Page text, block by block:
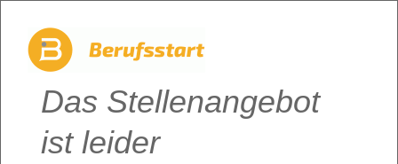
Das Stellenangebot
ist leider